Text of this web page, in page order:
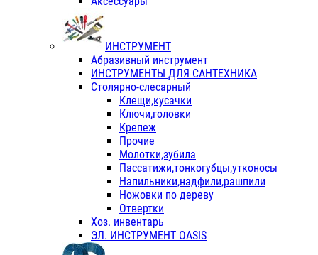
ИНСТРУМЕНТ
Абразивный инструмент
ИНСТРУМЕНТЫ ДЛЯ САНТЕХНИКА
Столярно-слесарный
Клещи,кусачки
Ключи,головки
Крепеж
Прочие
Молотки,зубила
Пассатижи,тонкогубцы,утконосы
Напильники,надфили,рашпили
Ножовки по дереву
Отвертки
Хоз. инвентарь
ЭЛ. ИНСТРУМЕНТ OASIS